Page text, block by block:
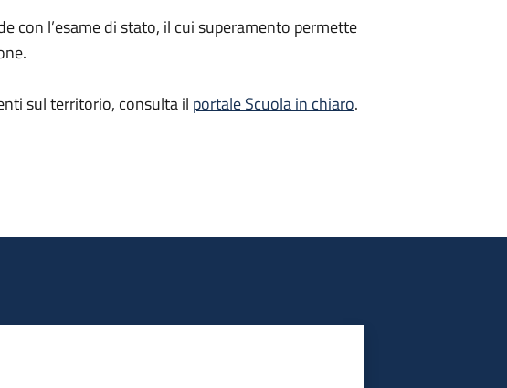
con l’esame di stato, il cui superamento permette
sul territorio, consulta il portale Scuola in chiaro.